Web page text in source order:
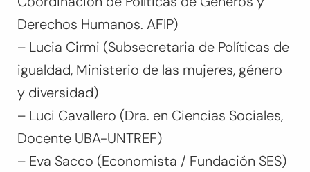
Derechos Humanos. AFIP)
– Lucia Cirmi (Subsecretaria de Políticas de
igualdad, Ministerio de las mujeres, género
y diversidad)
– Luci Cavallero (Dra. en Ciencias Sociales,
Docente UBA-UNTREF)
– Eva Sacco (Economista / Fundación SES)